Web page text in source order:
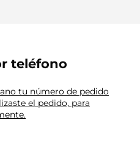
teléfono
tu número de pedido
el pedido, para